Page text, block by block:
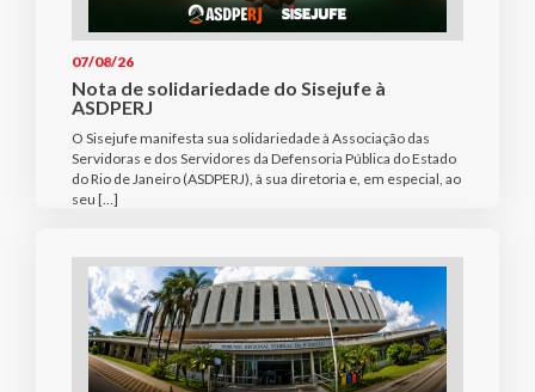
07/08/26
Nota de solidariedade do Sisejufe à
ASDPERJ
O Sisejufe manifesta sua solidariedade à Associação das
Servidoras e dos Servidores da Defensoria Pública do Estado
do Rio de Janeiro (ASDPERJ), à sua diretoria e, em especial, ao
seu […]